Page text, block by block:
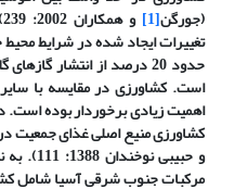
(جورگن[1]
تغییرات ایجاد شده در شرایط
حدود 20 درصد از انتشار
است. کشاورزی در مقایسه با
اهمیت زیادی برخوردار بوده است.
کشاورزی منیع اصلی غذای جمعیت
و حبیبی
مرکبات جنوب شرقی آسیا شامل